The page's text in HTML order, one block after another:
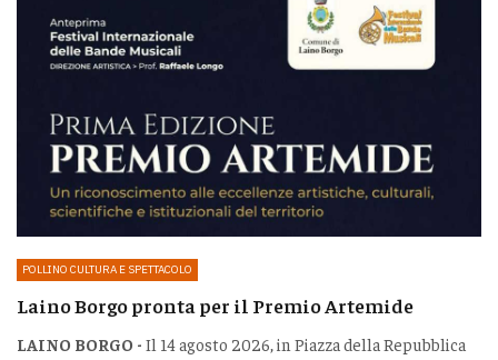
POLLINO CULTURA E SPETTACOLO
Laino Borgo pronta per il Premio Artemide
LAINO BORGO - Il 14 agosto 2026, in Piazza della Repubblica